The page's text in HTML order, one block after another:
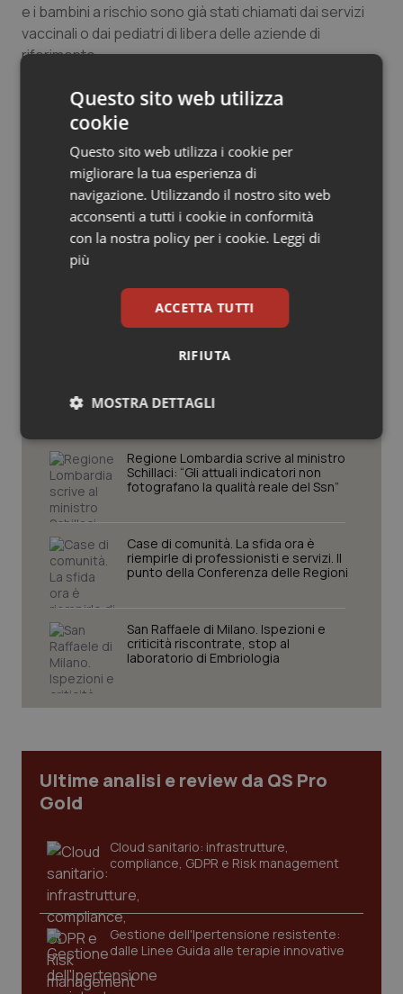
Salute orale & impianti
Tiroide
Tumore al seno
Tumore ovarico
Tumori del Polmone & Testa Collo
Tumori gastrointestinali
Ulcera & Reflusso
Vaccini
e i bambini a rischio sono già stati chiamati dai servizi
vaccinali o dai pediatri di libera delle aziende di
riferimento.
05 Febbraio 2025
Potrebbe interessarti in
Friuli Venezia Giulia
comprendere il presente
Regione Lombardia scrive al ministro
Schillaci: “Gli attuali indicatori non
fotografano la qualità reale del Ssn”
Case di comunità. La sfida ora è
riempirle di professionisti e servizi. Il
punto della Conferenza delle Regioni
San Raffaele di Milano. Ispezioni e
criticità riscontrate, stop al
laboratorio di Embriologia
Ultime analisi e review da QS Pro
Gold
Cloud sanitario: infrastrutture,
compliance, GDPR e Risk management
Gestione dell'Ipertensione resistente:
dalle Linee Guida alle terapie innovative
Questo sito web utilizza
cookie
Questo sito web utilizza i cookie per
migliorare la tua esperienza di
navigazione. Utilizzando il nostro sito web
acconsenti a tutti i cookie in conformità
con la nostra policy per i cookie. Leggi di
più
ACCETTA TUTTI
RIFIUTA
MOSTRA DETTAGLI
Necessari Statistici Marketing
Necessari Statistici Marketing
navigazione sulle pagine e l'accesso alle aree
protette del sito. Il sito web non è in grado di
funzionare correttamente senza questi cookie.
Nome
VISITOR_PRIVACY_METADATA
YouTube
5